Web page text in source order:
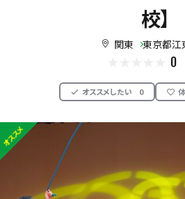
校】
関東 東京都江
0
オススメしたい 0
オススメ